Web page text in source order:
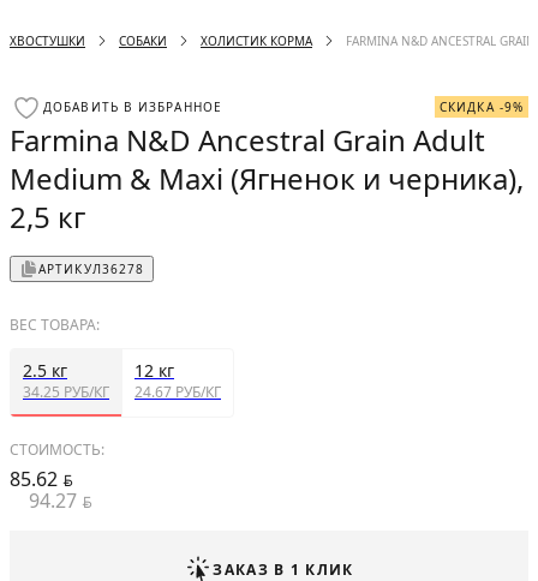
ХВОСТУШКИ СОБАКИ ХОЛИСТИК КОРМА FARMINA N&D ANCESTRAL
ДОБАВИТЬ В ИЗБРАННОЕ СКИДКА -9%
Farmina N&D Ancestral Grain Adult
Medium & Maxi (Ягненок и черника),
2,5 кг
АРТИКУЛ36278
ВЕС ТОВАРА:
2.5 кг
34.25 РУБ/КГ
12 кг
24.67 РУБ/КГ
СТОИМОСТЬ:
85.62 BYN
94.27 BYN
ЗАКАЗ В 1 КЛИК